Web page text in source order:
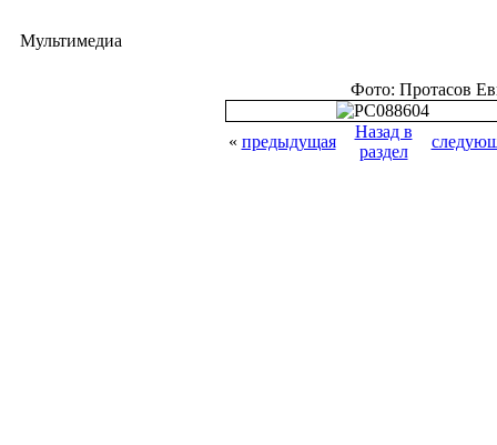
Мультимедиа
Фото: Протасов
« предыдущая
Назад в
раздел